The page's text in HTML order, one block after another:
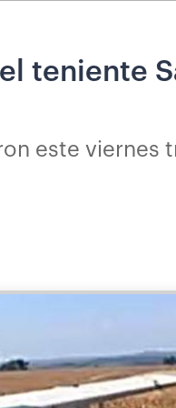
teniente
este viernes